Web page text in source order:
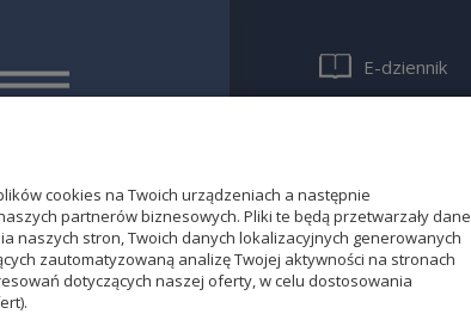
cookies na Twoich urządzeniach a następnie
partnerów biznesowych. Pliki te będą przetwarzały dane
naszych stron, Twoich danych lokalizacyjnych generowanych
zautomatyzowaną analizę Twojej aktywności na stronach
dotyczących naszej oferty, w celu dostosowania
E-dziennik